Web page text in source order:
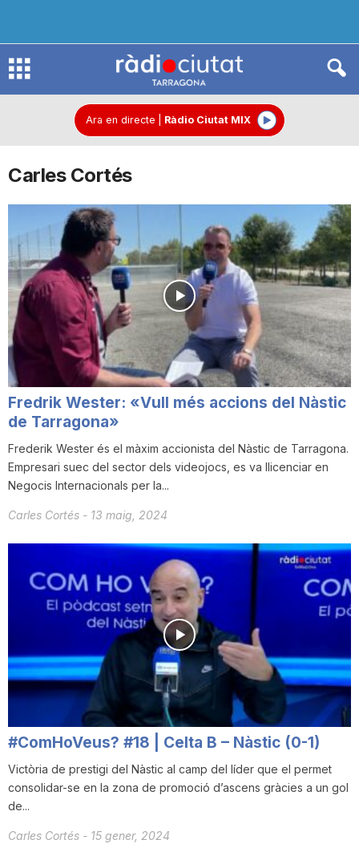
R
d
o
t
e
a
r
Ara en directe Ràdio Ciutat MIX
Carles Cortés
Fredrik Wester: «Vull més accions del Nàstic
de Tarragona»
Frederik Wester és el màxim accionista del Nàstic de Tarragona.
Empresari suec del sector dels videojocs, es va llicenciar en
Negocis Internacionals per la...
Carles Cortés - 13 maig, 2024
#ComHoVeus? #18 | Celta B – Nàstic (0-1)
Victòria de prestigi del Nàstic al camp del líder que el permet
consolidar-se en la zona de promoció d’ascens gràcies a un gol
de...
Carles Cortés - 15 gener, 2024